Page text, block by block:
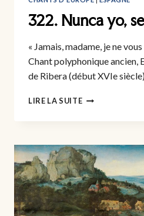
322. Nunca yo,
« Jamais, madame, je ne
Chant polyphonique ancien,
de Ribera (début XVIe
LIRE LA SUITE322.
OS
VIERA